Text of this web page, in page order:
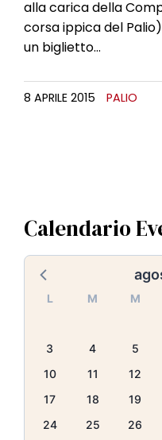
alla carica della
corsa ippica del
un biglietto…
8 APRILE 2015 PALIO
Calendario
L M M
3
4 5
10
11 12
17
18 19
24
25 26